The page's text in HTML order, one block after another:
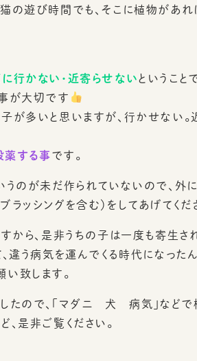
の遊び時間でも、そこに植物があ
行かない・近寄らせないということ
が大切です
が多いと思いますが、行かせない。
薬する事です。
のが未だ作られていないので、外に
ッシングを含む）をしてあげてくだ
から、是非うちの子は一度も寄生
違う病気を運んでくる時代になった
致します。
たので、「マダニ 犬 病気」などで
是非ご覧ください。